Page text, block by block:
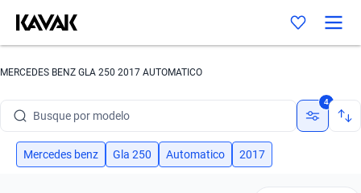
MERCEDES BENZ GLA 250 2017 AUTOMATICO
Busque por modelo
Busque por versão
4
Mercedes benz Gla 250 Automatico 2017